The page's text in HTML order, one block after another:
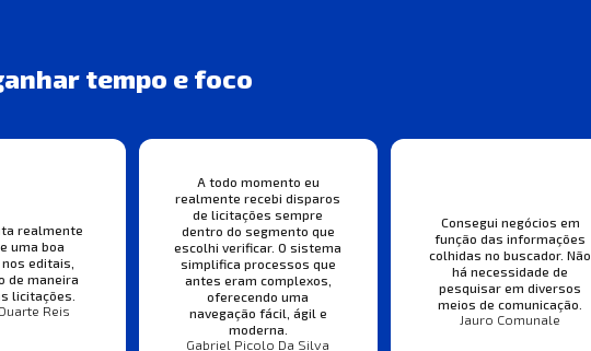
tempo e foco
realmente
uma boa
editais,
de maneira
licitações.
Reis
A todo momento eu
realmente recebi disparos
de licitações sempre
dentro do segmento que
escolhi verificar. O sistema
simplifica processos que
antes eram complexos,
oferecendo uma
navegação fácil, ágil e
moderna.
Gabriel Picolo Da Silva
Consegui negócios em
função das informações
colhidas no buscador. Não
há necessidade de
pesquisar em diversos
meios de comunicação.
Jauro Comunale